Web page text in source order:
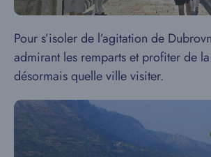
Pour s’isoler de l’agitation de
admirant les remparts et profiter de
désormais quelle ville visiter.